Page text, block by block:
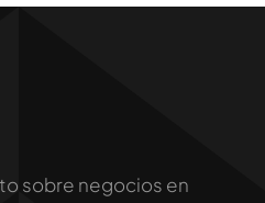
sobre negocios en